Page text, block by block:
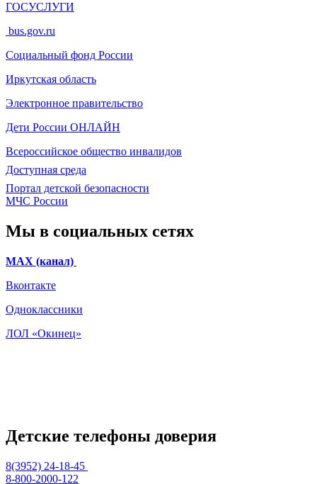
ГОСУСЛУГИ
bus.gov.ru
Социальный фонд России
Иркутская область
Электронное правительство
Дети России ОНЛАЙН
Всероссийское общество инвалидов
Доступная среда
Портал детской безопасности
МЧС России
Мы в социальных сетях
МАХ (канал)
Вконтакте
Одноклассники
ЛОЛ «Окинец»
Детские телефоны доверия
8(3952) 24-18-45
8-800-2000-122